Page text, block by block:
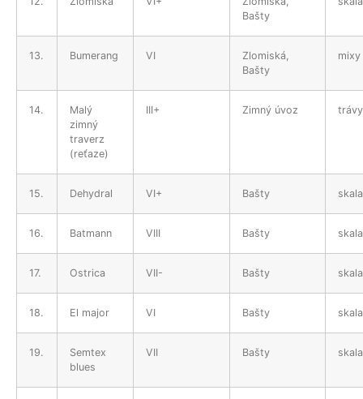
Bašty
13. Bumerang VI
Zlomiská,
Bašty
mixy
14.
Malý
zimný
traverz
(reťaze)
III+ Zimný úvoz trávy
15. Dehydral VI+ Bašty skala
16. Batmann VIII Bašty skala
17. Ostrica VII- Bašty skala
18. El major VI Bašty skala
19.
Semtex
blues
VII Bašty skala